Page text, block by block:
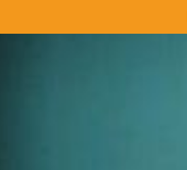
Institute